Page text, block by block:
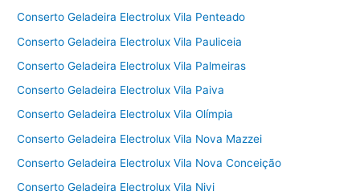
Conserto Geladeira Electrolux Vila Penteado
Conserto Geladeira Electrolux Vila Pauliceia
Conserto Geladeira Electrolux Vila Palmeiras
Conserto Geladeira Electrolux Vila Paiva
Conserto Geladeira Electrolux Vila Olímpia
Conserto Geladeira Electrolux Vila Nova Mazzei
Conserto Geladeira Electrolux Vila Nova Conceição
Conserto Geladeira Electrolux Vila Nivi